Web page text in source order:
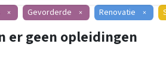
× Gevorderde × Renovatie ×
er geen opleidingen